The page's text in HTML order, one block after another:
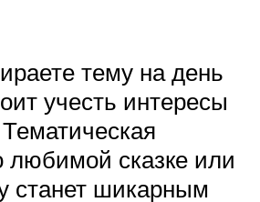
тему на день
учесть интересы
любимой сказке или
станет шикарным